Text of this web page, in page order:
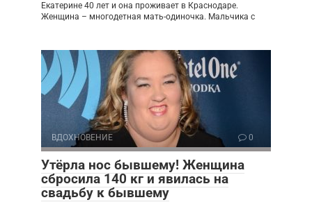
Екатерине 40 лет и она проживает в Краснодаре.
Женщина – многодетная мать-одиночка. Мальчика с
ВДОХНОВЕНИЕ 0
Утёрла нос бывшему! Женщина
сбросила 140 кг и явилась на
свадьбу к бывшему